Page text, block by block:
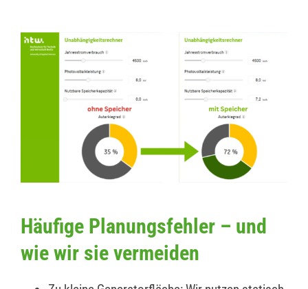
Häufige Planungsfehler – und
wie wir sie vermeiden